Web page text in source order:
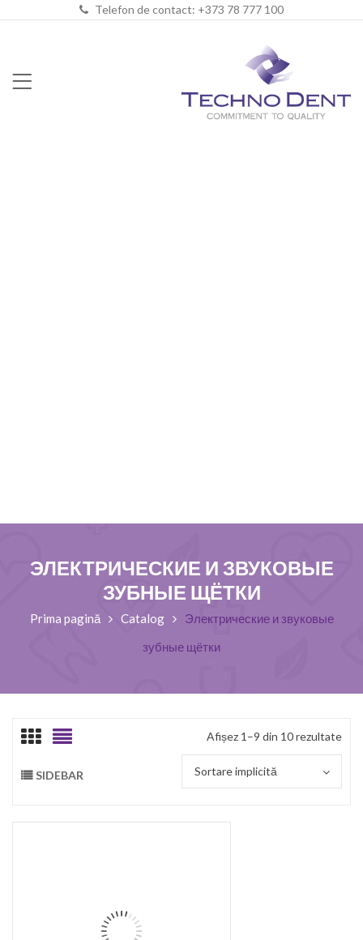
Telefon de contact: +373 78 777 100
ЭЛЕКТРИЧЕСКИЕ И ЗВУКОВЫЕ
ЗУБНЫЕ ЩЁТКИ
Prima pagină Catalog
Электрические и звуковые
зубные щётки
Afișez 1–9 din 10 rezultate
SIDEBAR Sortare implicită